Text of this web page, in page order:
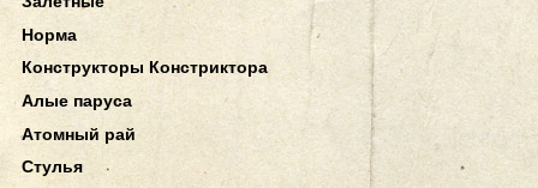
Норма
Конструкторы Констриктора
Алые паруса
Атомный рай
Стулья